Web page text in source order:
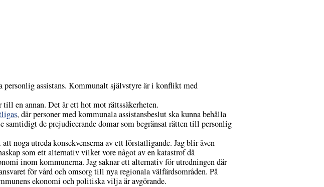
assistans. Kommunalt självstyre är i konflikt med
en annan. Det är ett hot mot rättssäkerheten.
, där personer med kommunala assistansbeslut ska kunna behålla
samtidigt de prejudicerande domar som begränsat rätten till personlig
noga utreda konsekvenserna av ett förstatligande. Jag blir även
som ett alternativ vilket vore något av en katastrof då
inom kommunerna. Jag saknar ett alternativ för utredningen där
för vård och omsorg till nya regionala välfärdsområden. På
ekonomi och politiska vilja är avgörande.